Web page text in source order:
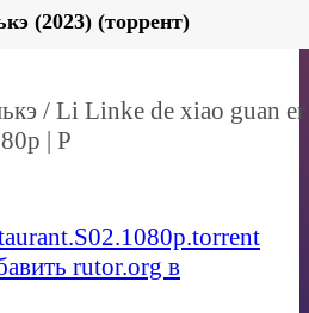
(2023) (торрент)
/ Li Linke de xiao guan
| P
rutor.org в